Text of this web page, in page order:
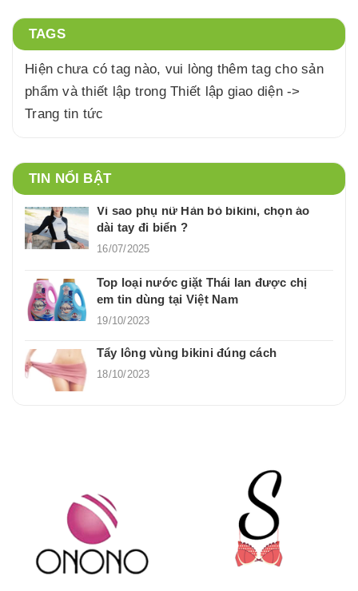
TAGS
Hiện chưa có tag nào, vui lòng thêm tag cho sản
phẩm và thiết lập trong Thiết lập giao diện ->
Trang tin tức
TIN NỔI BẬT
Vì sao phụ nữ Hàn bỏ bikini, chọn áo
dài tay đi biển ?
16/07/2025
Top loại nước giặt Thái lan được chị
em tin dùng tại Việt Nam
19/10/2023
Tẩy lông vùng bikini đúng cách
18/10/2023